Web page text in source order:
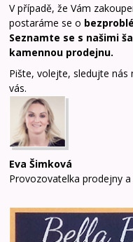
V případě, že Vám
postaráme se o
Seznamte se s našimi
kamennou prodejnu.
Pište, volejte, sledujte nás
vás.
Eva Šimková
Provozovatelka prodejny